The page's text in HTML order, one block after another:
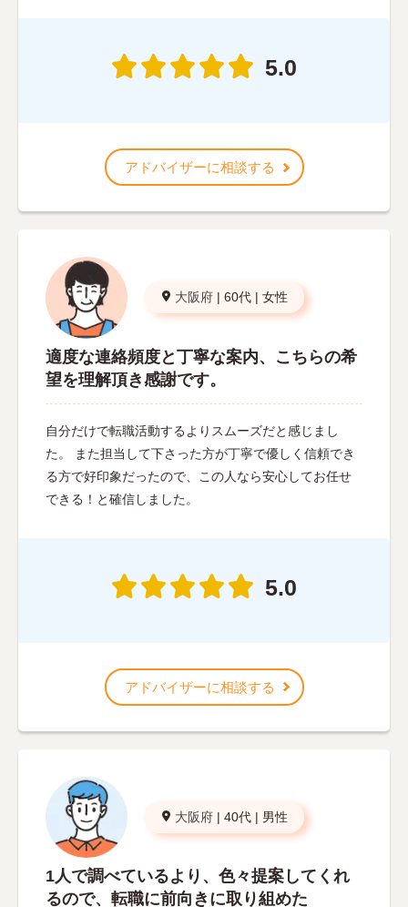
5.0
アドバイザーに相談する
大阪府 | 60代 | 女性
適度な連絡頻度と丁寧な案内、こちらの希
望を理解頂き感謝です。
自分だけで転職活動するよりスムーズだと感じまし
た。 また担当して下さった方が丁寧で優しく信頼でき
る方で好印象だったので、この人なら安心してお任せ
できる！と確信しました。
5.0
アドバイザーに相談する
大阪府 | 40代 | 男性
1人で調べているより、色々提案してくれ
るので、転職に前向きに取り組めた